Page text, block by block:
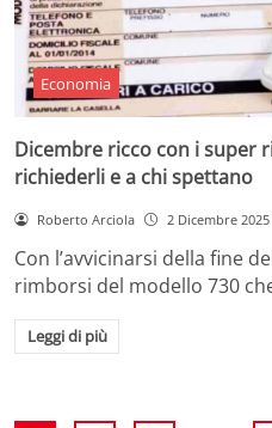
Economia
Dicembre ricco con i super
richiederli e a chi spettano
Roberto Arciola 2 Dicembre 2025
Con l’avvicinarsi della fine
rimborsi del modello 730
Leggi di più